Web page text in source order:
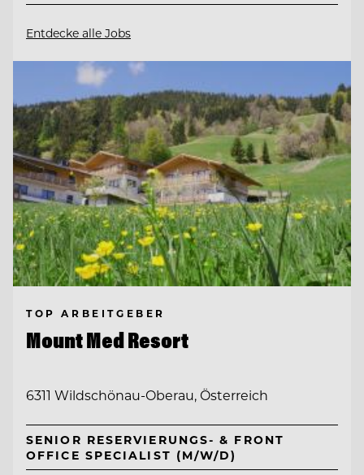
Entdecke alle Jobs
TOP ARBEITGEBER
Mount Med Resort
6311 Wildschönau-Oberau, Österreich
SENIOR RESERVIERUNGS- & FRONT
OFFICE SPECIALIST (M/W/D)